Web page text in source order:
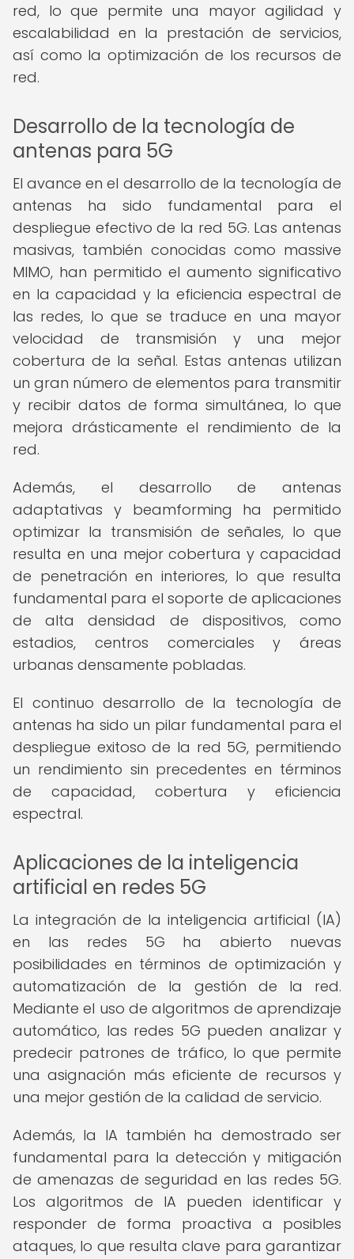
red, lo que permite una mayor agilidad y
escalabilidad en la prestación de servicios,
así como la optimización de los recursos de
red.
Desarrollo de la tecnología de
antenas para 5G
El avance en el desarrollo de la tecnología de
antenas ha sido fundamental para el
despliegue efectivo de la red 5G. Las antenas
masivas, también conocidas como massive
MIMO, han permitido el aumento significativo
en la capacidad y la eficiencia espectral de
las redes, lo que se traduce en una mayor
velocidad de transmisión y una mejor
cobertura de la señal. Estas antenas utilizan
un gran número de elementos para transmitir
y recibir datos de forma simultánea, lo que
mejora drásticamente el rendimiento de la
red.
Además, el desarrollo de antenas
adaptativas y beamforming ha permitido
optimizar la transmisión de señales, lo que
resulta en una mejor cobertura y capacidad
de penetración en interiores, lo que resulta
fundamental para el soporte de aplicaciones
de alta densidad de dispositivos, como
estadios, centros comerciales y áreas
urbanas densamente pobladas.
El continuo desarrollo de la tecnología de
antenas ha sido un pilar fundamental para el
despliegue exitoso de la red 5G, permitiendo
un rendimiento sin precedentes en términos
de capacidad, cobertura y eficiencia
espectral.
Aplicaciones de la inteligencia
artificial en redes 5G
La integración de la inteligencia artificial (IA)
en las redes 5G ha abierto nuevas
posibilidades en términos de optimización y
automatización de la gestión de la red.
Mediante el uso de algoritmos de aprendizaje
automático, las redes 5G pueden analizar y
predecir patrones de tráfico, lo que permite
una asignación más eficiente de recursos y
una mejor gestión de la calidad de servicio.
Además, la IA también ha demostrado ser
fundamental para la detección y mitigación
de amenazas de seguridad en las redes 5G.
Los algoritmos de IA pueden identificar y
responder de forma proactiva a posibles
ataques, lo que resulta clave para garantizar